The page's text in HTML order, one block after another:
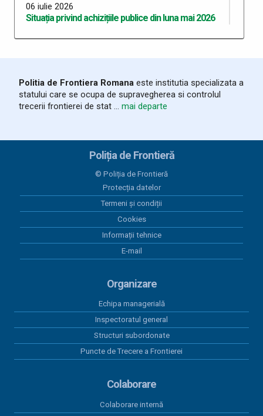
06 iulie 2026
Situația privind achizițiile publice din luna mai 2026
06 iulie 2026
Situația privind achizițiile publice din luna martie
2026
Program Anual Achiziții Publice 2026 - versiunea 06
Programul Anual al Achizițiilor Publice 2026 -
Centralizatorul achizițiilor publice finalizate prin
încheieri de contracte cu valoare peste 5.000 euro
în perioada 01.01.2026-31.03.2026
Program anual achiziții publice 2026 - versiunea 01
Program anual achiziții publice 2026 - versiunea 04
Politia de Frontiera Romana este institutia specializata a
statului care se ocupa de supravegherea si controlul
trecerii frontierei de stat ... mai departe
Poliția de Frontieră
© Poliția de Frontieră
Protecția datelor
Termeni și condiții
Cookies
Informații tehnice
E-mail
Organizare
Echipa managerială
Inspectoratul general
Structuri subordonate
Puncte de Trecere a Frontierei
Colaborare
Colaborare internă